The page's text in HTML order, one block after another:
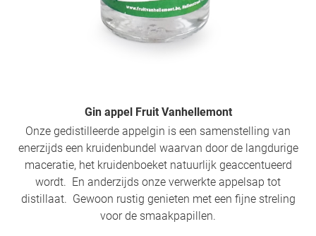
Gin appel Fruit Vanhellemont
Onze gedistilleerde appelgin is een samenstelling van
enerzijds een kruidenbundel waarvan door de langdurige
maceratie, het kruidenboeket natuurlijk geaccentueerd
wordt. En anderzijds onze verwerkte appelsap tot
distillaat. Gewoon rustig genieten met een fijne streling
voor de smaakpapillen.